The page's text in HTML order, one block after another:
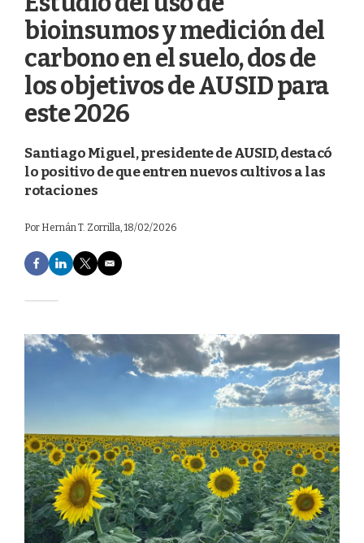
bioinsumos y medición del
carbono en el suelo, dos de
los objetivos de AUSID para
este 2026
Santiago Miguel, presidente de AUSID, destacó
lo positivo de que entren nuevos cultivos a las
rotaciones
Por Hernán T. Zorrilla, 18/02/2026
F
a
e
o
o
L
i
d
T
w
e
r
E
m